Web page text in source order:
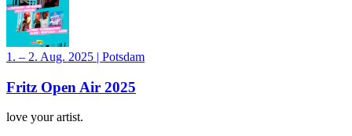
1. – 2. Aug. 2025 | Potsdam
Fritz Open Air 2025
love your artist.